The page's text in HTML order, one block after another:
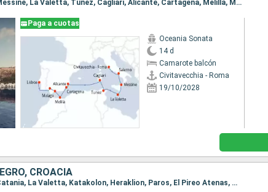
Itinerario : Civitavecchia - Roma, Salerno, Messine, La Valetta, Tunez, Cagliari, Alicante, Cartagena, Melilla, Malaga, Sevilla, Lisboa
Paga a cuotas
Oceania Sonata
14 d
Camarote balcón
Civitavecchia - Roma
19/10/2028
CROACIA
Itinerario : Civitavecchia - Roma, Salerno, Catania, La Valetta, Katakolon, Heraklion, Paros, El Pireo Atenas, Mykonos, Argostoli, Corfú, Bar, Split, Zadar, Trieste